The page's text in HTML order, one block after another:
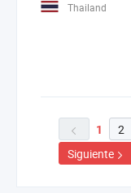
Thailand
 1 2
Siguiente 